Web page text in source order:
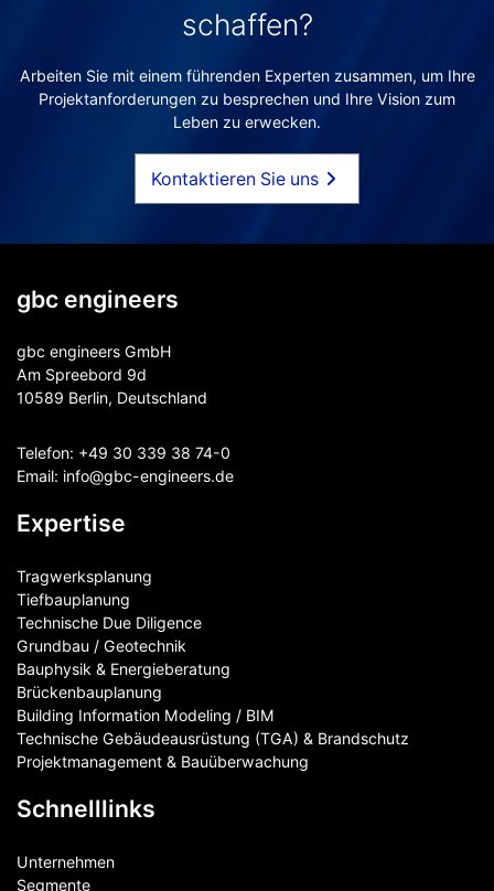
schaffen?
Arbeiten Sie mit einem führenden Experten zusammen, um Ihre
Projektanforderungen zu besprechen und Ihre Vision zum
Leben zu erwecken.
Kontaktieren Sie uns
gbc engineers
gbc engineers GmbH
Am Spreebord 9d
10589 Berlin, Deutschland
Telefon: +49 30 339 38 74-0
Email: info@gbc-engineers.de
Expertise
Tragwerksplanung
Tiefbauplanung
Technische Due Diligence
Grundbau / Geotechnik
Bauphysik & Energieberatung
Brückenbauplanung
Building Information Modeling / BIM
Technische Gebäudeausrüstung (TGA) & Brandschutz
Projektmanagement & Bauüberwachung
Schnelllinks
Unternehmen
Segmente